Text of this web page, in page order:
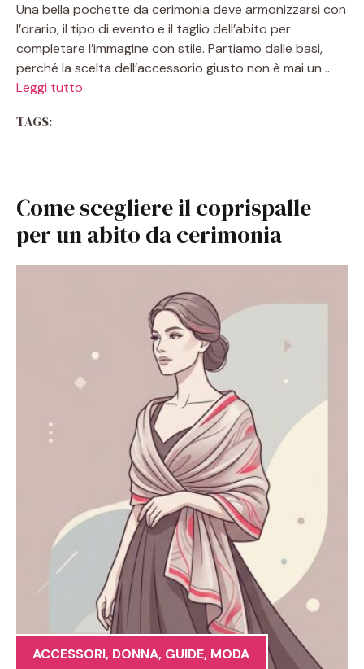
Una bella pochette da cerimonia deve armonizzarsi con
l’orario, il tipo di evento e il taglio dell’abito per
completare l’immagine con stile. Partiamo dalle basi,
perché la scelta dell’accessorio giusto non è mai un …
Leggi tutto
TAGS:
Come scegliere il coprispalle
per un abito da cerimonia
ACCESSORI, DONNA, GUIDE, MODA